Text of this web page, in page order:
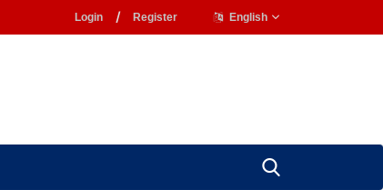
Login / Register English